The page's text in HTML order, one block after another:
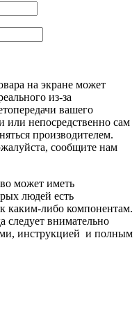
на экране может
из-за
вашего
или непосредственно сам
производителем.
сообщите нам
может иметь
людей есть
каким-либо компонентам.
следует внимательно
инструкцией и полным